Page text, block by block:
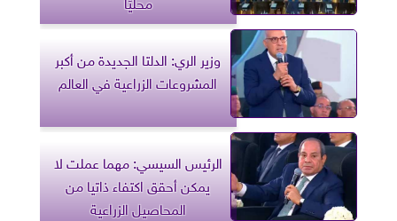
وزير الري: الدلتا الجديدة من أكبر
المشروعات الزراعية في العالم
الرئيس السيسي: مهما عملت لا
يمكن أحقق اكتفاء ذاتيا من
المحاصيل الزراعية